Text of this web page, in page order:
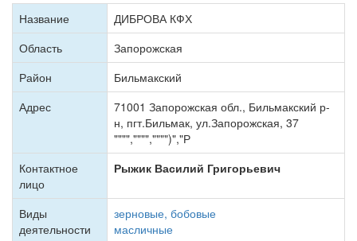
Название
ДИБРОВА КФХ
Область
Запорожская
Район
Бильмакский
Адрес
71001 Запорожская обл., Бильмакский р-
н, пгт.Бильмак, ул.Запорожская, 37
"""","""","""")","Р
Контактное
лицо
Рыжик Василий Григорьевич
Виды
деятельности
зерновые, бобовые
масличные